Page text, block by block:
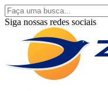
Siga nossas redes sociais